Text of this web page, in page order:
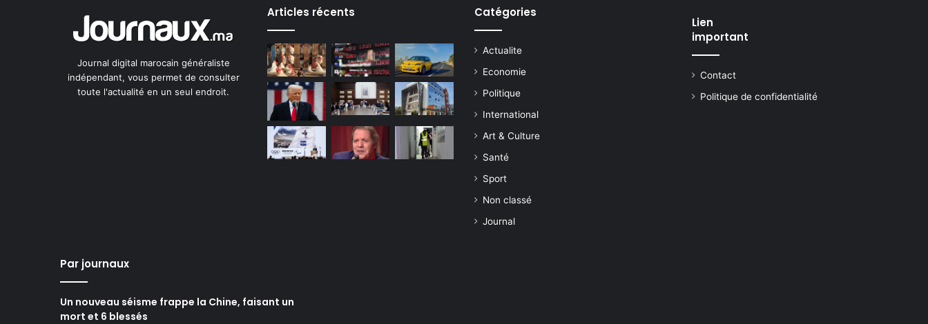
Journal digital marocain généraliste
indépendant, vous permet de consulter
toute l'actualité en un seul endroit.
Articles récents Catégories
Actualite
Economie
Politique
International
Art & Culture
Santé
Sport
Non classé
Journal
Lien
important
Contact
Politique de confidentialité
Par journaux
Un nouveau séisme frappe la Chine, faisant un
mort et 6 blessés